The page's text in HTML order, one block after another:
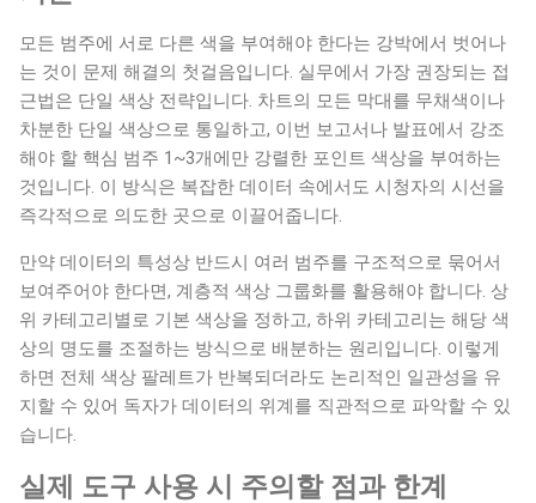
모든 범주에 서로 다른 색을 부여해야 한다는 강박에서 벗어나
는 것이 문제 해결의 첫걸음입니다. 실무에서 가장 권장되는 접
근법은 단일 색상 전략입니다. 차트의 모든 막대를 무채색이나
차분한 단일 색상으로 통일하고, 이번 보고서나 발표에서 강조
해야 할 핵심 범주 1~3개에만 강렬한 포인트 색상을 부여하는
것입니다. 이 방식은 복잡한 데이터 속에서도 시청자의 시선을
즉각적으로 의도한 곳으로 이끌어줍니다.
만약 데이터의 특성상 반드시 여러 범주를 구조적으로 묶어서
보여주어야 한다면, 계층적 색상 그룹화를 활용해야 합니다. 상
위 카테고리별로 기본 색상을 정하고, 하위 카테고리는 해당 색
상의 명도를 조절하는 방식으로 배분하는 원리입니다. 이렇게
하면 전체 색상 팔레트가 반복되더라도 논리적인 일관성을 유
지할 수 있어 독자가 데이터의 위계를 직관적으로 파악할 수 있
습니다.
실제 도구 사용 시 주의할 점과 한계